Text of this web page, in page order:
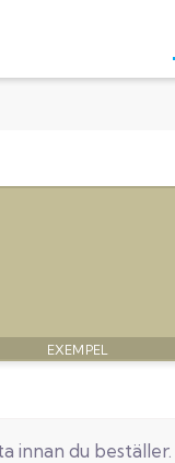
innan du beställer.